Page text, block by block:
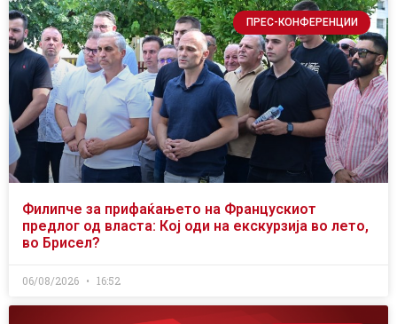
ПРЕС-КОНФЕРЕНЦИИ
Филипче за прифаќањето на Францускиот
предлог од власта: Кој оди на екскурзија во лето,
во Брисел?
06/08/2026 16:52